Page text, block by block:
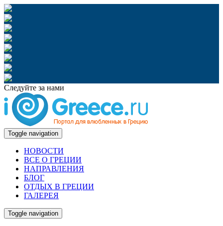
Следуйте за нами
Toggle navigation
НОВОСТИ
ВСЕ О ГРЕЦИИ
НАПРАВЛЕНИЯ
БЛОГ
ОТДЫХ В ГРЕЦИИ
ГАЛЕРЕЯ
Toggle navigation